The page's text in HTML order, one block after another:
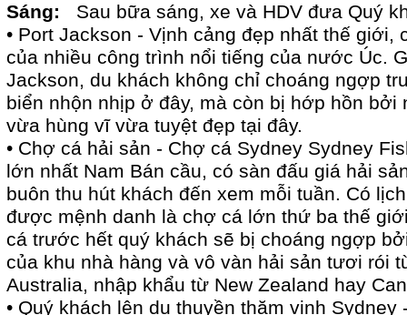
Sáng:
Sau bữa sáng, xe và HDV đưa Quý
• Port Jackson - Vịnh cảng đẹp nhất thế giới,
của nhiều công trình nổi tiếng của nước Úc.
Jackson, du khách không chỉ choáng ngợp
biển nhộn nhịp ở đây, mà còn bị hớp hồn bởi
vừa hùng vĩ vừa tuyệt đẹp tại đây.
• Chợ cá hải sản - Chợ cá Sydney Sydney
lớn nhất Nam Bán cầu, có sàn đấu giá hải
buôn thu hút khách đến xem mỗi tuần. Có
được mệnh danh là chợ cá lớn thứ ba thế
cá trước hết quý khách sẽ bị choáng ngợp
của khu nhà hàng và vô vàn hải sản tươi rói
Australia, nhập khẩu từ New Zealand hay
• Quý khách lên du thuyền thăm vịnh Sydney